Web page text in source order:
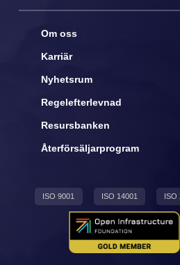
Om oss
Karriär
Nyhetsrum
Regelefterlevnad
Resursbanken
Återförsäljarprogram
ISO 9001 ISO 14001 ISO